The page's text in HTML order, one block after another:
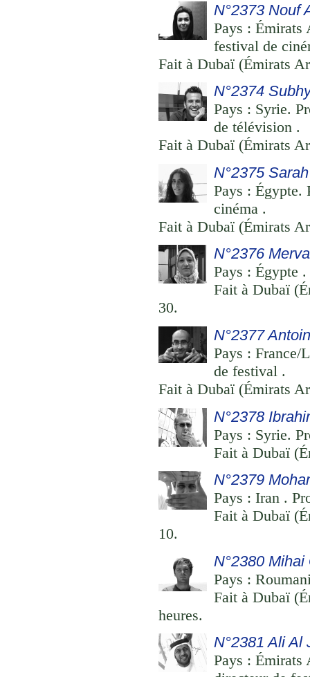
N°2373 Nouf
Pays : Émirats
festival de
Fait à Dubaï (Émirats
N°2374
Pays : Syrie.
de télévision .
Fait à Dubaï (Émirats
N°2375
Pays : Égypte.
cinéma .
Fait à Dubaï (Émirats
N°2376
Pays : Égypte
Fait à Dubaï
30.
N°2377
Pays : France/
de festival .
Fait à Dubaï (Émirats
N°2378
Pays : Syrie.
Fait à Dubaï
N°2379
Pays : Iran .
Fait à Dubaï
10.
N°2380 Mihai
Pays :
Fait à Dubaï
heures.
N°2381 Ali Al
Pays : Émirats